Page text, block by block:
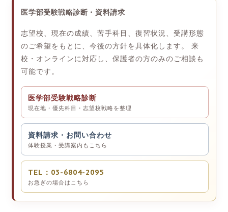
医学部受験戦略診断・資料請求
志望校、現在の成績、苦手科目、復習状況、受講形態
のご希望をもとに、今後の方針を具体化します。 来
校・オンラインに対応し、保護者の方のみのご相談も
可能です。
医学部受験戦略診断
現在地・優先科目・志望校戦略を整理
資料請求・お問い合わせ
体験授業・受講案内もこちら
TEL：03-6804-2095
お急ぎの場合はこちら